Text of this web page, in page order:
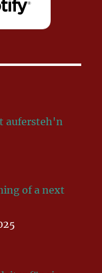
aufersteh'n
of a next